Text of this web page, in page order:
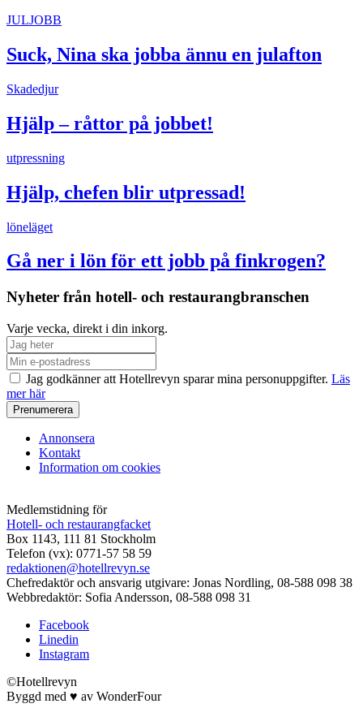
JULJOBB
Suck, Nina ska jobba ännu en julafton
Skadedjur
Hjälp – råttor på jobbet!
utpressning
Hjälp, chefen blir utpressad!
löneläget
Gå ner i lön för ett jobb på finkrogen?
Nyheter från hotell- och restaurangbranschen
Varje vecka, direkt i din inkorg.
Jag godkänner att Hotellrevyn sparar mina personuppgifter. Läs
mer här
Annonsera
Kontakt
Information om cookies
Medlemstidning för
Hotell- och restaurangfacket
Box 1143, 111 81 Stockholm
Telefon (vx): 0771-57 58 59
redaktionen@hotellrevyn.se
Chefredaktör och ansvarig utgivare: Jonas Nordling, 08-588 098 38
Webbredaktör: Sofia Andersson, 08-588 098 31
Facebook
Linedin
Instagram
©Hotellrevyn
Byggd med ♥ av WonderFour